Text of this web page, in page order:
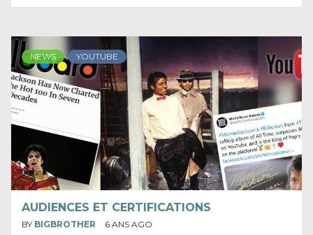
NEWS YOUTUBE
AUDIENCES ET CERTIFICATIONS
BY BIGBROTHER 6 ANS AGO